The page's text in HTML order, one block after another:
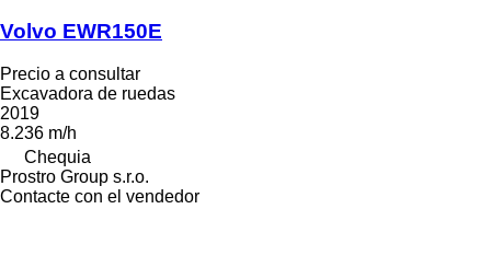
Volvo EWR150E
Precio a consultar
Excavadora de ruedas
2019
8.236 m/h
Chequia
Prostro Group s.r.o.
Contacte con el vendedor